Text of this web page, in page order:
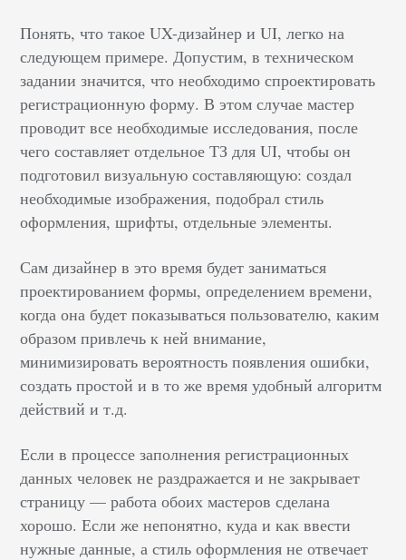
Понять, что такое UX-дизайнер и UI, легко на
следующем примере. Допустим, в техническом
задании значится, что необходимо спроектировать
регистрационную форму. В этом случае мастер
проводит все необходимые исследования, после
чего составляет отдельное ТЗ для UI, чтобы он
подготовил визуальную составляющую: создал
необходимые изображения, подобрал стиль
оформления, шрифты, отдельные элементы.
Сам дизайнер в это время будет заниматься
проектированием формы, определением времени,
когда она будет показываться пользователю, каким
образом привлечь к ней внимание,
минимизировать вероятность появления ошибки,
создать простой и в то же время удобный алгоритм
действий и т.д.
Если в процессе заполнения регистрационных
данных человек не раздражается и не закрывает
страницу — работа обоих мастеров сделана
хорошо. Если же непонятно, куда и как ввести
нужные данные, а стиль оформления не отвечает